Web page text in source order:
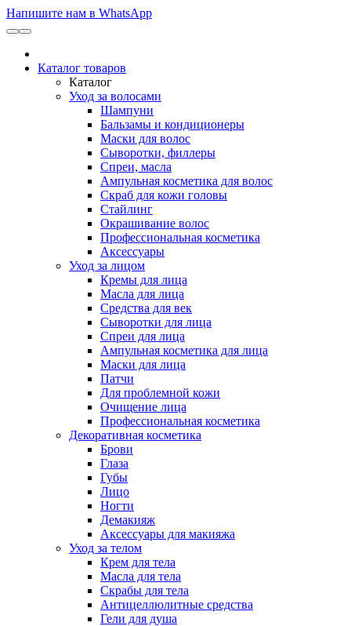
Напишите нам в WhatsApp
Каталог товаров
Каталог
Уход за волосами
Шампуни
Бальзамы и кондиционеры
Маски для волос
Сыворотки, филлеры
Спреи, масла
Ампульная косметика для волос
Скраб для кожи головы
Стайлинг
Окрашивание волос
Профессиональная косметика
Аксессуары
Уход за лицом
Кремы для лица
Масла для лица
Средства для век
Сыворотки для лица
Спреи для лица
Ампульная косметика для лица
Маски для лица
Патчи
Для проблемной кожи
Очищение лица
Профессиональная косметика
Декоративная косметика
Брови
Глаза
Губы
Лицо
Ногти
Демакияж
Аксессуары для макияжа
Уход за телом
Крем для тела
Масла для тела
Скрабы для тела
Антицеллюлитные средства
Гели для душа